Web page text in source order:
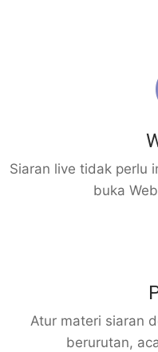
Siaran live tidak perlu
buka
Atur materi siaran
berurutan,